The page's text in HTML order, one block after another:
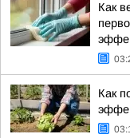
Как
Как